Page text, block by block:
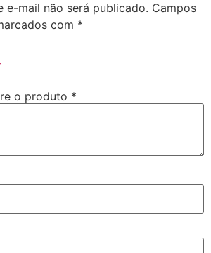
e-mail não será publicado. Campos
com *
o produto *